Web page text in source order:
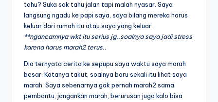
tahu? Suka sok tahu jalan tapi malah nyasar. Saya
langsung ngadu ke papi saya, saya bilang mereka harus
keluar dari rumah itu atau saya yang keluar.
**ngancamnya wkt itu serius jg..soalnya saya jadi stress
karena harus marah2 terus..
Dia ternyata cerita ke sepupu saya waktu saya marah
besar. Katanya takut, soalnya baru sekali itu lihat saya
marah. Saya sebenarnya gak pernah marah2 sama
pembantu, jangankan marah, berurusan juga kalo bisa